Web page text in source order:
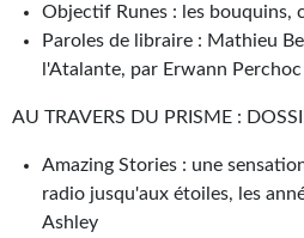
F.A.Q.
Soumettre un manuscrit
Support technique
Objectif Runes : les bouquins,
Paroles de libraire : Mathieu
l'Atalante, par Erwann Perchoc
AU TRAVERS DU PRISME :
Amazing Stories : une
radio jusqu'aux étoiles, les
Ashley